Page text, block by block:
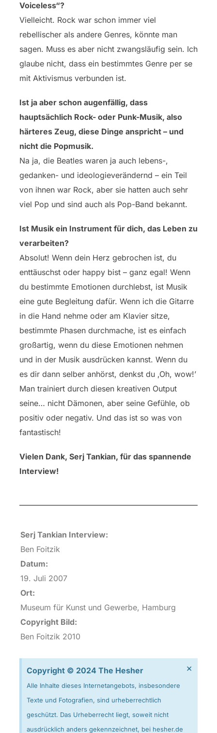
Voiceless“?
Vielleicht. Rock war schon immer viel
rebellischer als andere Genres, könnte man
sagen. Muss es aber nicht zwangsläufig sein. Ich
glaube nicht, dass ein bestimmtes Genre per se
mit Aktivismus verbunden ist.
Ist ja aber schon augenfällig, dass
hauptsächlich Rock- oder Punk-Musik, also
härteres Zeug, diese Dinge anspricht – und
nicht die Popmusik.
Na ja, die Beatles waren ja auch lebens-,
gedanken- und ideologieverändernd – ein Teil
von ihnen war Rock, aber sie hatten auch sehr
viel Pop und sind auch als Pop-Band bekannt.
Ist Musik ein Instrument für dich, das Leben zu
verarbeiten?
Absolut! Wenn dein Herz gebrochen ist, du
enttäuschst oder happy bist – ganz egal! Wenn
du bestimmte Emotionen durchlebst, ist Musik
eine gute Begleitung dafür. Wenn ich die Gitarre
in die Hand nehme oder am Klavier sitze,
bestimmte Phasen durchmache, ist es einfach
großartig, wenn du diese Emotionen nehmen
und in der Musik ausdrücken kannst. Wenn du
es dir dann selber anhörst, denkst du ‚Oh, wow!’
Man trainiert durch diesen kreativen Output
seine… nicht Dämonen, aber seine Gefühle, ob
positiv oder negativ. Und das ist so was von
fantastisch!
Vielen Dank, Serj Tankian, für das spannende
Interview!
Serj Tankian Interview:
Ben Foitzik
Datum:
19. Juli 2007
Ort:
Museum für Kunst und Gewerbe, Hamburg
Copyright Bild:
Ben Foitzik 2010
Copyright © 2024 The Hesher
Alle Inhalte dieses Internetangebots, insbesondere
Texte und Fotografien, sind urheberrechtlich
geschützt. Das Urheberrecht liegt, soweit nicht
ausdrücklich anders gekennzeichnet, bei hesher.de
×